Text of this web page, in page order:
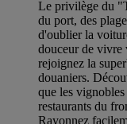
Le privilège du
du port, des
d'oublier la
douceur de vivre
rejoignez la
douaniers.
que les
restaurants du
Rayonnez